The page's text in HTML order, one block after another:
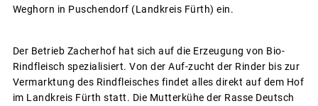
Weghorn in Puschendorf (Landkreis Fürth) ein.
Der Betrieb Zacherhof hat sich auf die Erzeugung von Bio-
Rindfleisch spezialisiert. Von der Auf-zucht der Rinder bis zur
Vermarktung des Rindfleisches findet alles direkt auf dem Hof
im Landkreis Fürth statt. Die Mutterkühe der Rasse Deutsch